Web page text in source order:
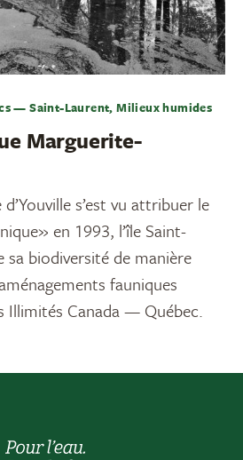
— Saint-Laurent, Milieux humides
Marguerite-
s’est vu attribuer le
en 1993, l’île Saint-
biodiversité de manière
fauniques
Illimités Canada — Québec.